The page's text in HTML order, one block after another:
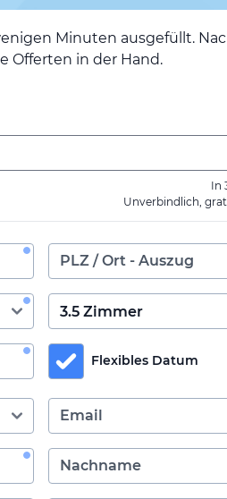
Minuten ausgefüllt.
Offerten in der Hand.
In
Unverbindlich,
Flexibles Datum